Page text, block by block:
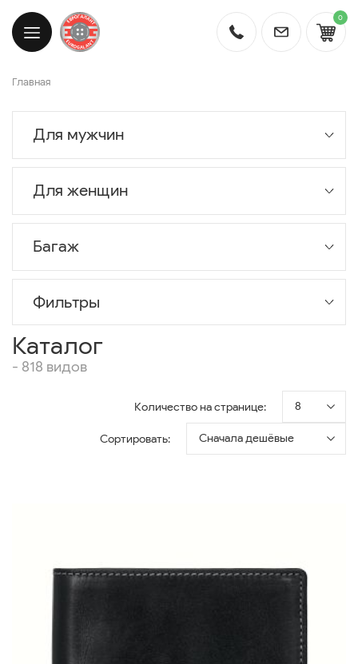
0
Главная
Для мужчин
Для женщин
Багаж
Фильтры
Каталог
- 818 видов
Количество на странице: 8
Сортировать: Сначала дешёвые